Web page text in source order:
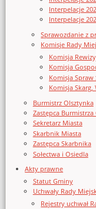
Interpelacje
Interpelacje
Sprawozdanie z
Komisje Rady
Komisja
Komisja
Komisja Spraw
Komisja
Burmistrz Olsztynka
Zastępca
Sekretarz Miasta
Skarbnik Miasta
Zastępca Skarbnika
Sołectwa i Osiedla
Akty prawne
Statut Gminy
Uchwały Rady
Rejestry uchwał